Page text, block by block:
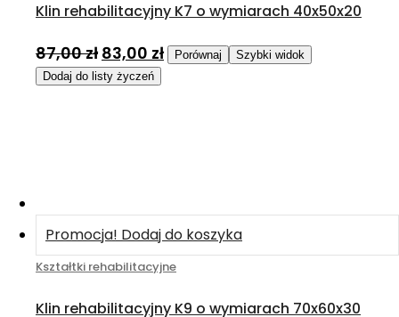
Klin rehabilitacyjny K7 o wymiarach 40x50x20
87,00zł 83,00 zł Porównaj
Szybki widok
Dodaj do listy życzeń
Promocja! Dodaj do koszyka
Kształtki rehabilitacyjne
Klin rehabilitacyjny K9 o wymiarach 70x60x30